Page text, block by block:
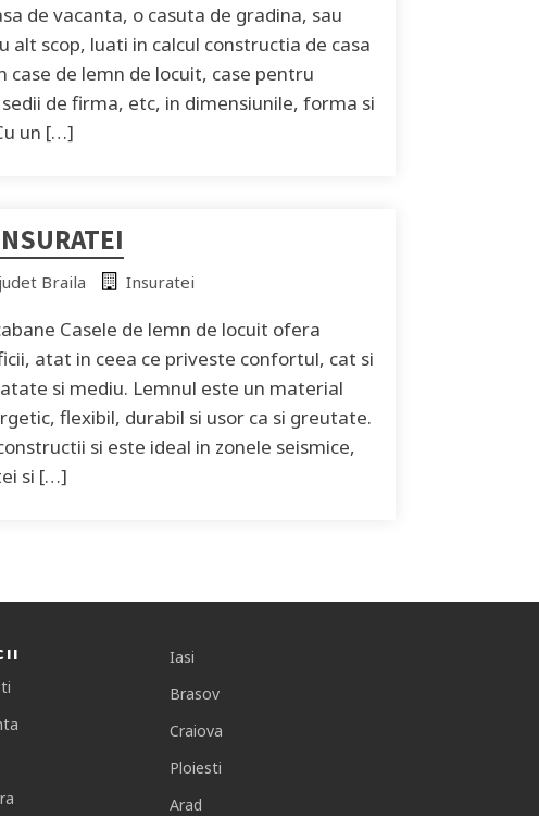
de vacanta, o casuta de gradina, sau
alt scop, luati in calcul constructia de casa
case de lemn de locuit, case pentru
de firma, etc, in dimensiunile, forma si
un […]
judet Braila Insuratei
Casele de lemn de locuit ofera
atat in ceea ce priveste confortul, cat si
si mediu. Lemnul este un material
flexibil, durabil si usor ca si greutate.
si este ideal in zonele seismice,
si […]
Iasi
Brasov
Craiova
Ploiesti
Arad